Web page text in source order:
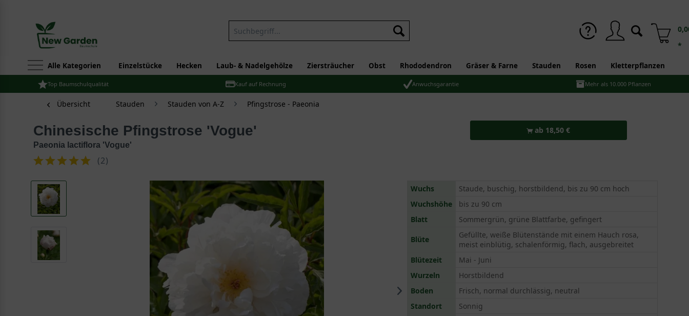
*
Alle Kategorien Einzelstücke Hecken Laub- & Nadelgehölze Ziersträucher Obst Rhododendron Gräser & Farne Stauden Rosen Kletterpflanzen
Top Baumschulqualität Kauf auf Rechnung Anwuchsgarantie Mehr als 10.000 Pflanzen
Übersicht Stauden Stauden von A-Z Pfingstrose - Paeonia
Chinesische Pfingstrose 'Vogue'
Paeonia lactiflora 'Vogue'
(2)
ab 18,50 €
Wuchs
Staude, buschig, horstbildend, bis zu 90 cm hoch
Wuchshöhe
bis zu 90 cm
Blatt
Sommergrün, grüne Blattfarbe, gefingert
Blüte
Gefüllte, weiße Blütenstände mit einem Hauch rosa,
meist einblütig, schalenförmig, flach, ausgebreitet
Blütezeit
Mai - Juni
Wurzeln
Horstbildend
Boden
Frisch, normal durchlässig, neutral
Standort
Sonnig